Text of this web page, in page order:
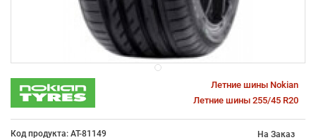
Летние шины Nokian
Летние шины 255/45 R20
Код продукта: AT-81149 На Заказ